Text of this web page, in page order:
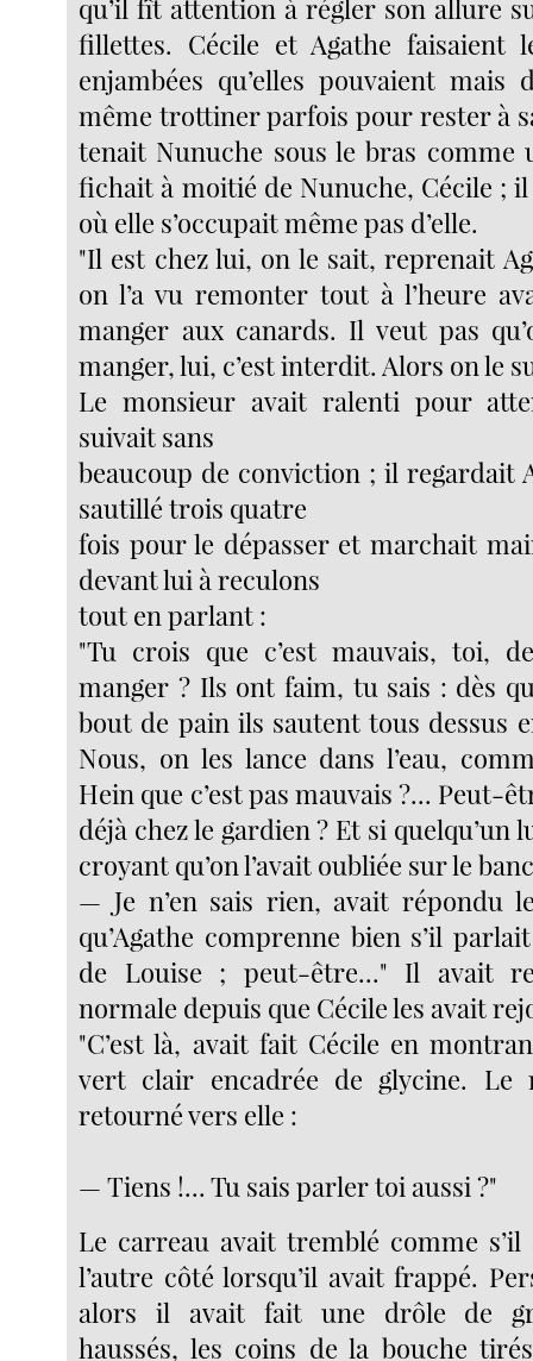
qu’il fît attention à régler son allure
fillettes. Cécile et Agathe faisaient
enjambées qu’elles pouvaient mais
même trottiner parfois pour rester à
tenait Nunuche sous le bras comme
fichait à moitié de Nunuche, Cécile ;
où elle s’occupait même pas d’elle.
"Il est chez lui, on le sait, reprenait
on l’a vu remonter tout à l’heure
manger aux canards. Il veut pas
manger, lui, c’est interdit. Alors on le
Le monsieur avait ralenti pour
suivait sans
beaucoup de conviction ; il regardait
sautillé trois quatre
fois pour le dépasser et marchait
devant lui à reculons
tout en parlant :
"Tu crois que c’est mauvais, toi,
manger ? Ils ont faim, tu sais : dès
bout de pain ils sautent tous dessus
Nous, on les lance dans l’eau,
Hein que c’est pas mauvais ?... Peut-
déjà chez le gardien ? Et si quelqu’un
croyant qu’on l’avait oubliée sur le
— Je n’en sais rien, avait répondu
qu’Agathe comprenne bien s’il
de Louise ; peut-être..." Il avait
normale depuis que Cécile les avait
"C’est là, avait fait Cécile en
vert clair encadrée de glycine. Le
retourné vers elle :
— Tiens !... Tu sais parler toi aussi ?"
Le carreau avait tremblé comme
l’autre côté lorsqu’il avait frappé.
alors il avait fait une drôle de
haussés, les coins de la bouche